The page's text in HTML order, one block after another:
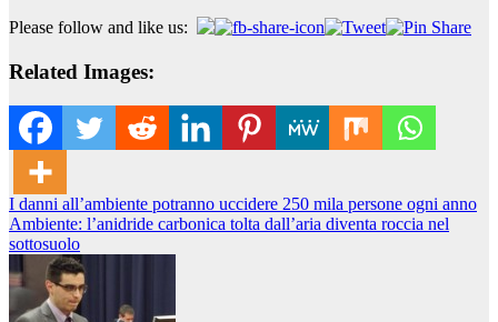
Please follow and like us:
Related Images:
Navigazione
articoli
I danni all’ambiente potranno uccidere 250 mila persone ogni anno
Ambiente: l’anidride carbonica tolta dall’aria diventa roccia nel
sottosuolo